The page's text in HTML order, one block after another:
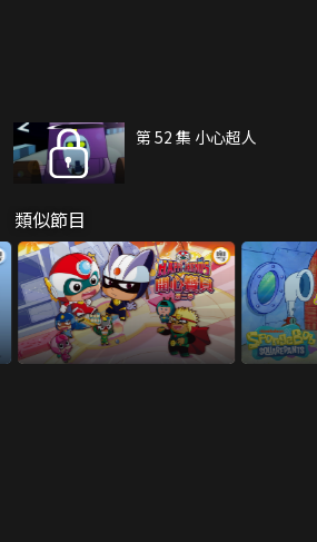
第 52 集 小心超人
類似節目